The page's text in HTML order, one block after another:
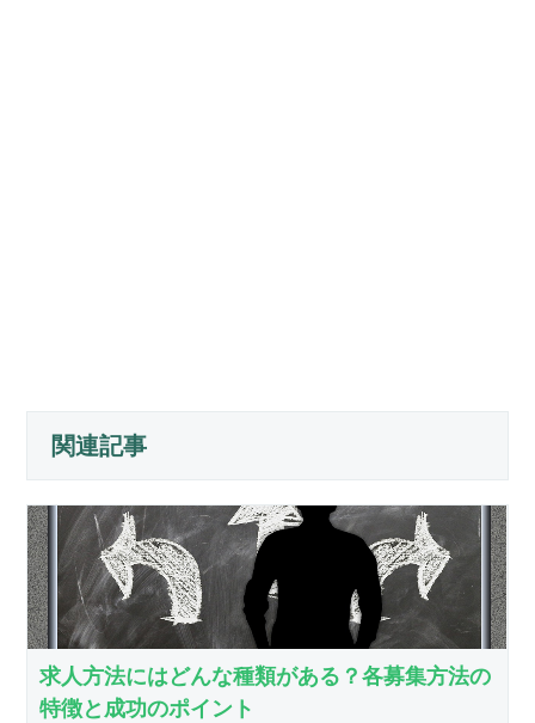
関連記事
求人方法にはどんな種類がある？各募集方法の
特徴と成功のポイント